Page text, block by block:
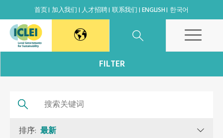
首页 加入我们 人才招聘 联系我们 ENGLISH 한국어
日本办公室
FILTER
排序: 最新